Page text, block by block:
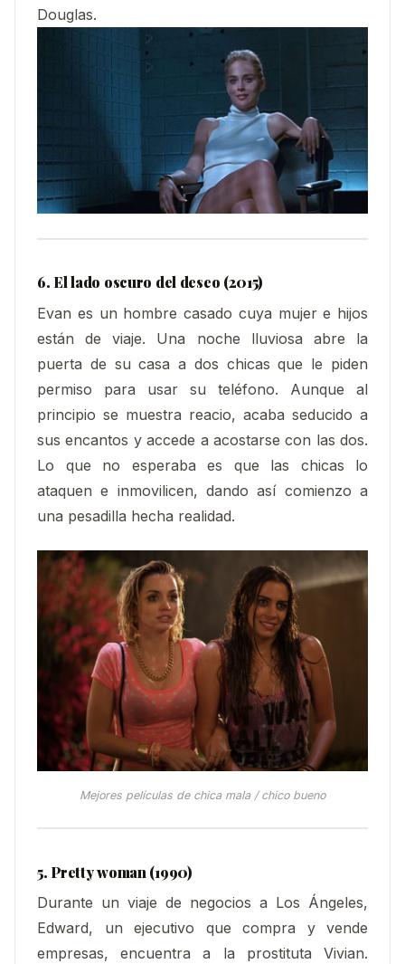
Douglas.
6. El lado oscuro del deseo (2015)
Evan es un hombre casado cuya mujer e hijos
están de viaje. Una noche lluviosa abre la
puerta de su casa a dos chicas que le piden
permiso para usar su teléfono. Aunque al
principio se muestra reacio, acaba seducido a
sus encantos y accede a acostarse con las dos.
Lo que no esperaba es que las chicas lo
ataquen e inmovilicen, dando así comienzo a
una pesadilla hecha realidad.
Mejores películas de chica mala / chico bueno
5. Pretty woman (1990)
Durante un viaje de negocios a Los Ángeles,
Edward, un ejecutivo que compra y vende
empresas, encuentra a la prostituta Vivian.